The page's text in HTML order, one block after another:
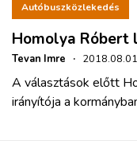
Autóbuszközlekedés
Homolya Róbert
Tevan Imre ·
A választások előtt
irányítója a